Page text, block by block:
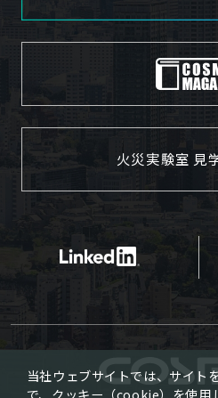
火災実験室 見
当社ウェブサイトでは、サイト
で、クッキー（cookie）を使用